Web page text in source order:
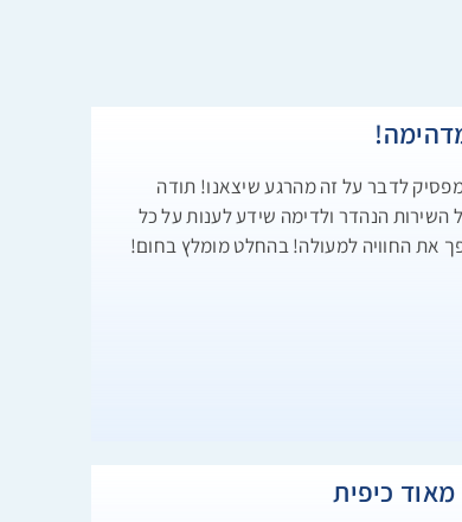
לדבר על זה מהרגע שיצאנו! תודה
השירות הנהדר ולדימה שידע לענות על כל
את החוויה למעולה! בהחלט מומלץ בחום!
מאוד כיפית